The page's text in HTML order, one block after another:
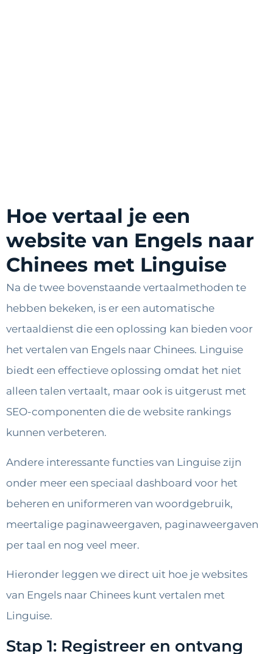
Hoe vertaal je een
website van Engels naar
Chinees met Linguise
Na de twee bovenstaande vertaalmethoden te
hebben bekeken, is er een automatische
vertaaldienst die een oplossing kan bieden voor
het vertalen van Engels naar Chinees. Linguise
biedt een effectieve oplossing omdat het niet
alleen talen vertaalt, maar ook is uitgerust met
SEO-componenten die de website rankings
kunnen verbeteren.
Andere interessante functies van Linguise zijn
onder meer een speciaal dashboard voor het
beheren en uniformeren van woordgebruik,
meertalige paginaweergaven, paginaweergaven
per taal en nog veel meer.
Hieronder leggen we direct uit hoe je websites
van Engels naar Chinees kunt vertalen met
Linguise.
Stap 1: Registreer en ontvang